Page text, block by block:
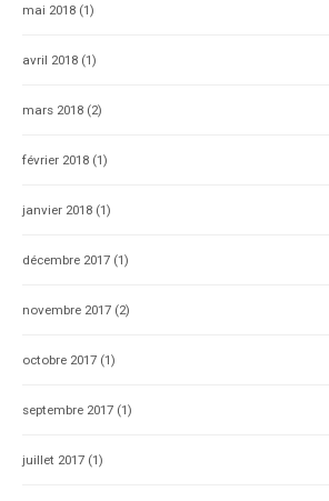
mai 2018 (1)
avril 2018 (1)
mars 2018 (2)
février 2018 (1)
janvier 2018 (1)
décembre 2017 (1)
novembre 2017 (2)
octobre 2017 (1)
septembre 2017 (1)
juillet 2017 (1)